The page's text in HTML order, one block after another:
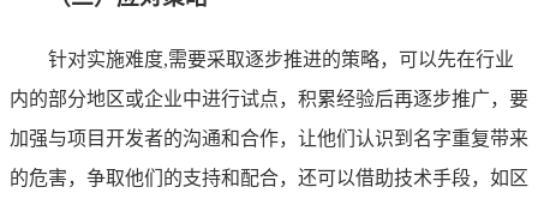
针对实施难度,需要采取逐步推进的策略，可以先在行业
内的部分地区或企业中进行试点，积累经验后再逐步推广，要
加强与项目开发者的沟通和合作，让他们认识到名字重复带来
的危害，争取他们的支持和配合，还可以借助技术手段，如区